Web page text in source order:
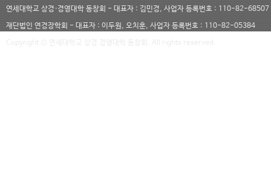
연세대학교 상경·경영대학 동창회 - 대표자 : 김민경, 사업자 등록번호 : 110-82-68507
재단법인 연경장학회 - 대표자 : 이두원, 오치훈, 사업자 등록번호 : 110-82-05384